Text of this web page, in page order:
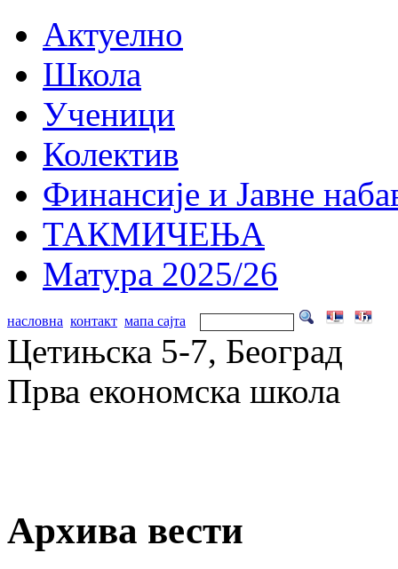
Актуелно
Школа
Ученици
Колектив
Финансије и Јавне
ТАКМИЧЕЊА
Матура 2025/26
насловна контакт мапа сајта
Цетињска 5-7, Београд
Прва економска школа
Архива вести